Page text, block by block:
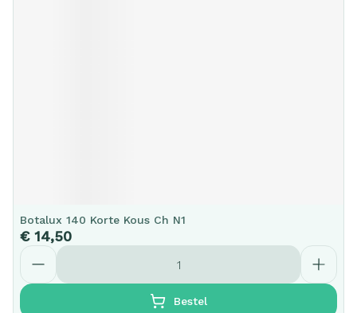
Botalux 140 Korte Kous Ch N1
€ 14,50
Aantal
Bestel